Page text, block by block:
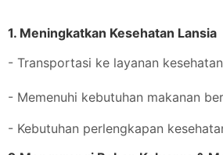
1. Meningkatkan Kesehatan Lansia
- Transportasi ke layanan kesehatan
- Memenuhi kebutuhan makanan
- Kebutuhan perlengkapan